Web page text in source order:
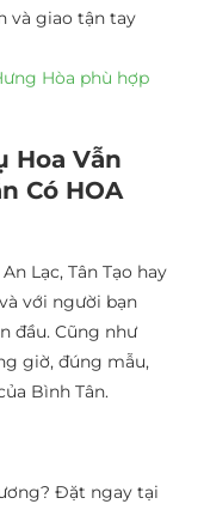
và giao tận tay
Hòa phù hợp
Hoa Vẫn
Có HOA
Lạc, Tân Tạo hay
với người bạn
đầu. Cũng như
giờ, đúng mẫu,
Bình Tân.
Đặt ngay tại